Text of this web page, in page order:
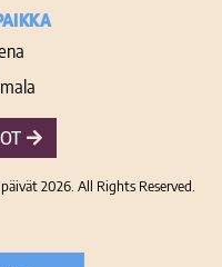
5
2026. All Rights Reserved.